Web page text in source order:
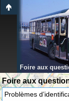
Foire aux
Foire aux
Problèmes